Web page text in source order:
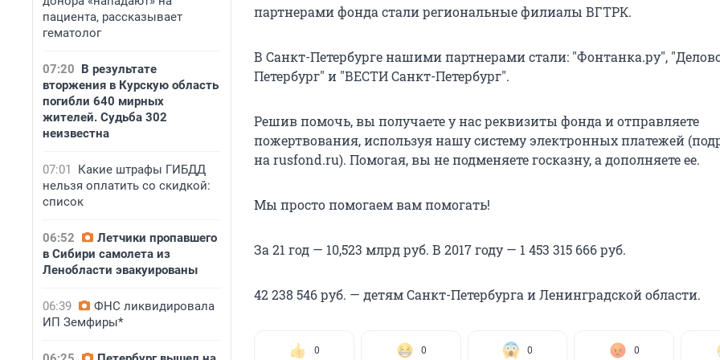
пациента, рассказывает
гематолог
07:20 В результате
вторжения в Курскую область
погибли 640 мирных
жителей. Судьба 302
неизвестна
07:01
Какие штрафы ГИБДД
нельзя оплатить со скидкой:
список
06:52
Летчики пропавшего
в Сибири самолета из
Ленобласти эвакуированы
06:39
ФНС ликвидировала
ИП Земфиры*
партнерами фонда стали региональные филиалы ВГТРК.
В Санкт-Петербурге нашими партнерами стали: "Фонтанка.ру",
Петербург" и "ВЕСТИ Санкт-Петербург".
Решив помочь, вы получаете у нас реквизиты фонда и отправляете
пожертвования, используя нашу систему электронных платежей
на rusfond.ru). Помогая, вы не подменяете госказну, а дополняете ее.
Мы просто помогаем вам помогать!
За 21 год — 10,523 млрд руб. В 2017 году — 1 453 315 666 руб.
42 238 546 руб. — детям Санкт-Петербурга и Ленинградской области.
0 0 0 0